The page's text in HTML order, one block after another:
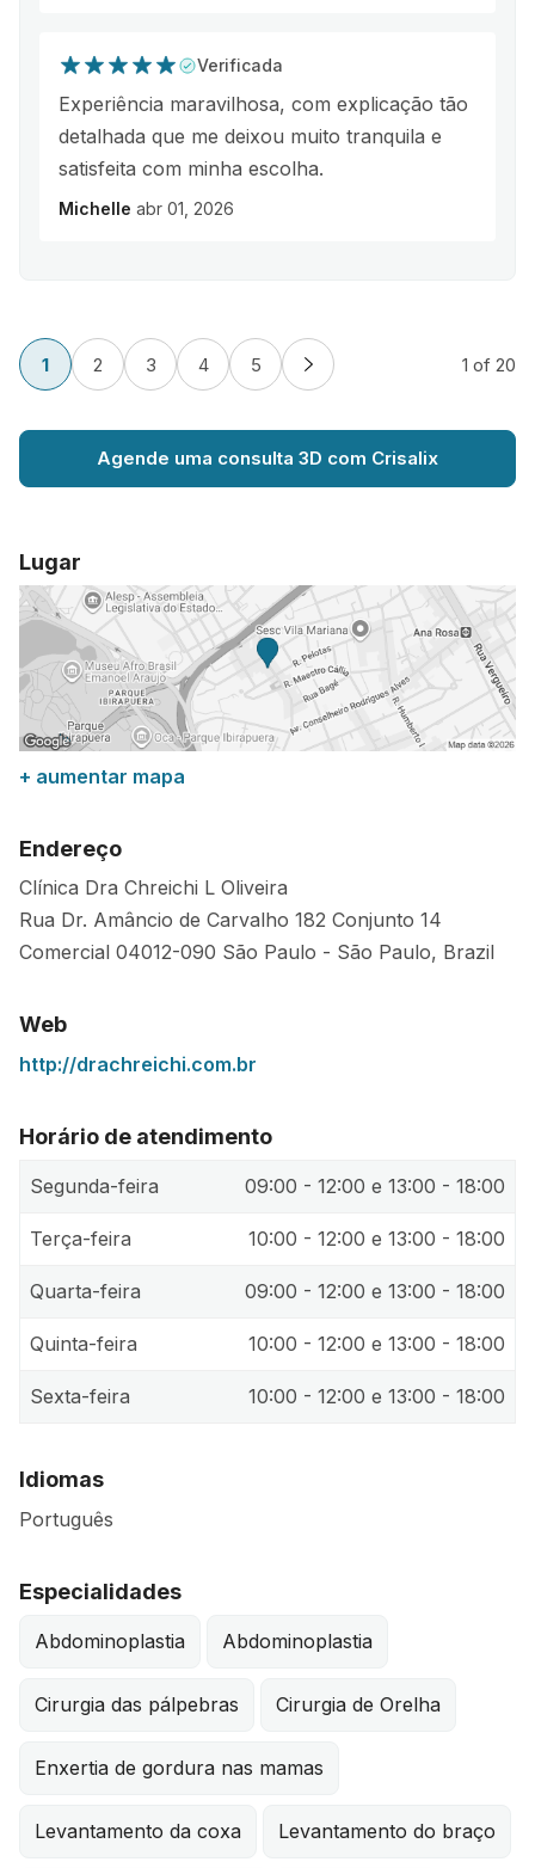
Verificada
Experiência maravilhosa, com explicação tão
detalhada que me deixou muito tranquila e
satisfeita com minha escolha.
Michelle abr 01, 2026
1 2 3 4 5 1 of 20
Agende uma consulta 3D com Crisalix
Lugar
+ aumentar mapa
Endereço
Clínica Dra Chreichi L Oliveira
Rua Dr. Amâncio de Carvalho 182 Conjunto 14
Comercial 04012-090 São Paulo - São Paulo, Brazil
Web
http://drachreichi.com.br
Horário de atendimento
Segunda-feira 09:00 - 12:00 e 13:00 - 18:00
Terça-feira 10:00 - 12:00 e 13:00 - 18:00
Quarta-feira 09:00 - 12:00 e 13:00 - 18:00
Quinta-feira 10:00 - 12:00 e 13:00 - 18:00
Sexta-feira 10:00 - 12:00 e 13:00 - 18:00
Idiomas
Português
Especialidades
Abdominoplastia Abdominoplastia
Cirurgia das pálpebras Cirurgia de Orelha
Enxertia de gordura nas mamas
Levantamento da coxa Levantamento do braço